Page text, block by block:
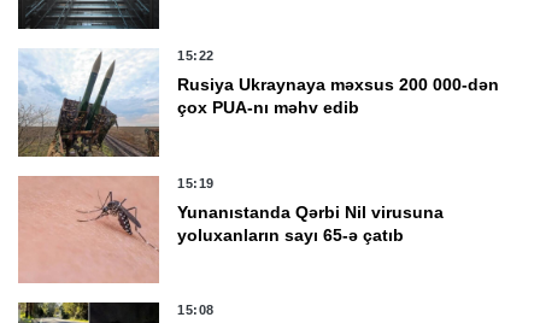
15:22
Rusiya Ukraynaya məxsus 200 000-dən
çox PUA-nı məhv edib
15:19
Yunanıstanda Qərbi Nil virusuna
yoluxanların sayı 65-ə çatıb
15:08